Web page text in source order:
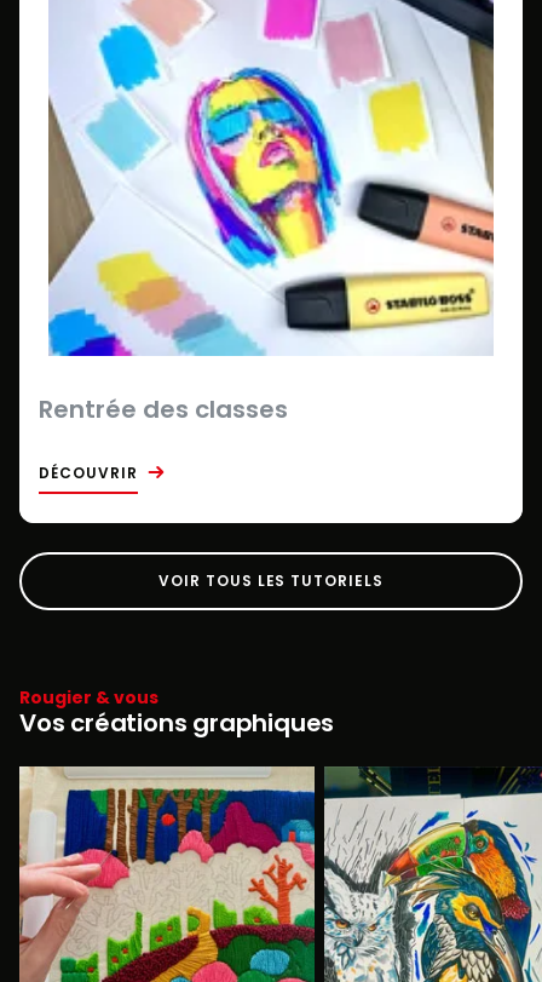
Rentrée des classes
DÉCOUVRIR
VOIR TOUS LES TUTORIELS
Rougier & vous
Vos créations graphiques